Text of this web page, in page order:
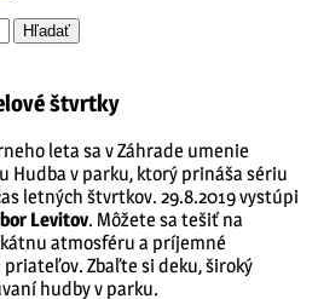
štvrtky
leta sa v Záhrade umenie
Hudba v parku, ktorý prináša sériu
letných štvrtkov. 29.8.2019 vystúpi
Levitov. Môžete sa tešiť na
atmosféru a príjemné
Zbaľte si deku, široký
hudby v parku.